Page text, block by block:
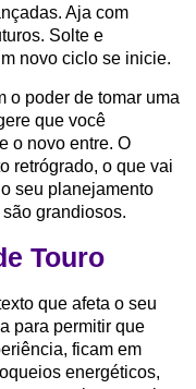
Aja com
Solte e
novo ciclo se inicie.
o poder de tomar uma
que você
o novo entre. O
retrógrado, o que vai
seu planejamento
grandiosos.
Touro
que afeta o seu
para permitir que
ficam em
energéticos,